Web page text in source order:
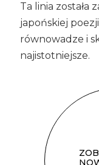
Ta linia została
japońskiej
równowadze i
najistotniejsze.